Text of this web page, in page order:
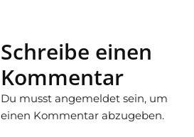
Schreibe einen
Kommentar
Du musst angemeldetsein, um
einen Kommentar abzugeben.